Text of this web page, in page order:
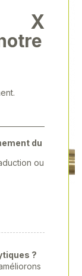
X
du
ou
?